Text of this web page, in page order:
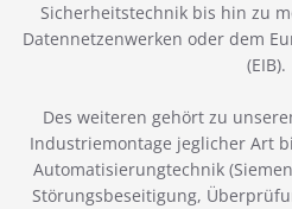
Sicherheitstechnik bis hin zu
Datennetzenwerken oder dem
(EIB).
Des weiteren gehört zu
Industriemontage jeglicher Art
Automatisierungtechnik
Störungsbeseitigung,